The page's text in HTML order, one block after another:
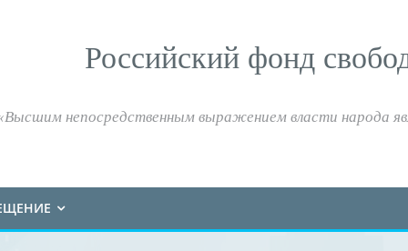
Российский фонд
непосредственным выражением власти народа